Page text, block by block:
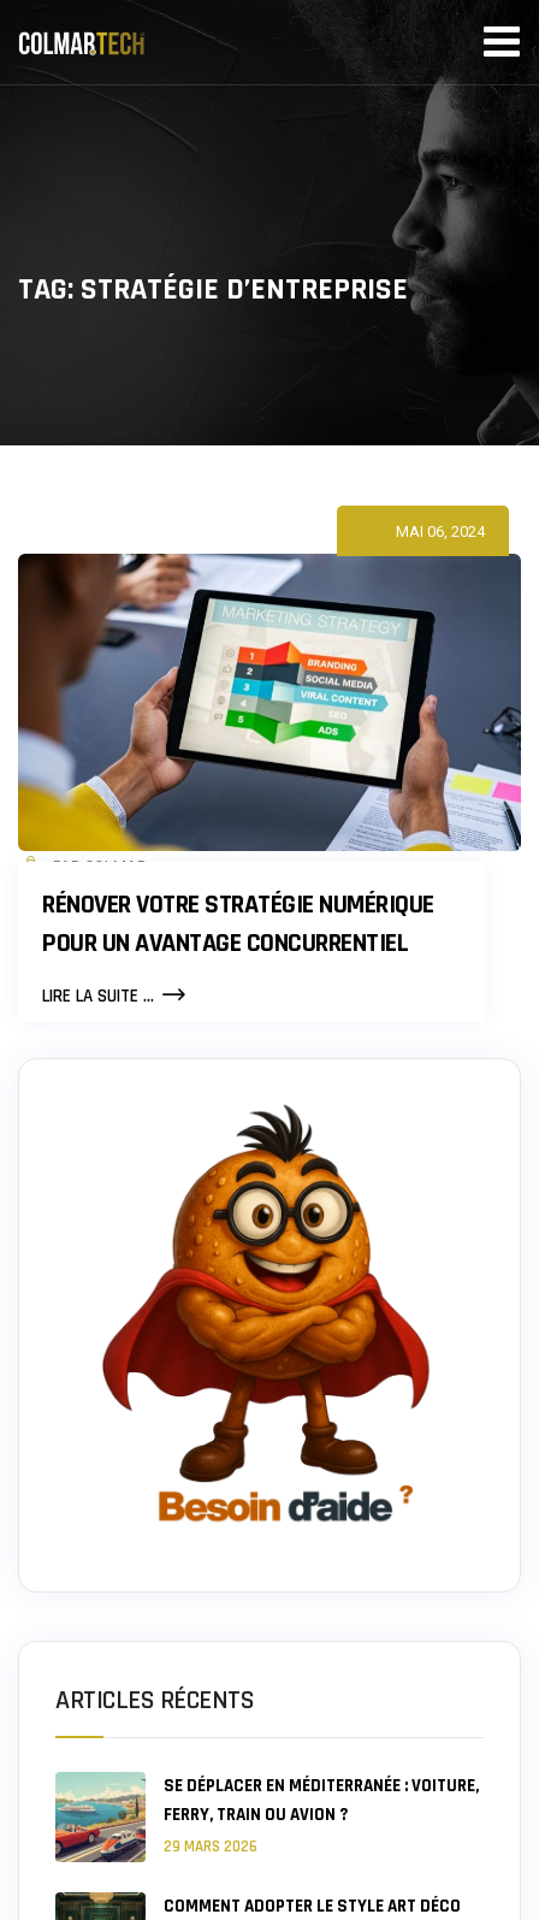
content
TAG: STRATÉGIE D’ENTREPRISE
MAI 06, 2024
PAR COLMAR
RÉNOVER VOTRE STRATÉGIE NUMÉRIQUE
POUR UN AVANTAGE CONCURRENTIEL
LIRE LA SUITE ...RÉNOVER
NUMÉRIQUE
CONCURRENTIEL
ARTICLES RÉCENTS
SE DÉPLACER EN MÉDITERRANÉE : VOITURE,
FERRY, TRAIN OU AVION ?
29 MARS 2026
COMMENT ADOPTER LE STYLE ART DÉCO